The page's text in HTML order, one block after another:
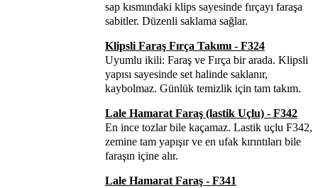
sap kısmındaki klips sayesinde fırçayı faraşa
sabitler. Düzenli saklama sağlar.
Klipsli Faraş Fırça Takımı - F324
Uyumlu ikili: Faraş ve Fırça bir arada. Klipsli
yapısı sayesinde set halinde saklanır,
kaybolmaz. Günlük temizlik için tam takım.
Lale Hamarat Faraş (lastik Uçlu) - F342
En ince tozlar bile kaçamaz. Lastik uçlu F342,
zemine tam yapışır ve en ufak kırıntıları bile
faraşın içine alır.
Lale Hamarat Faraş - F341